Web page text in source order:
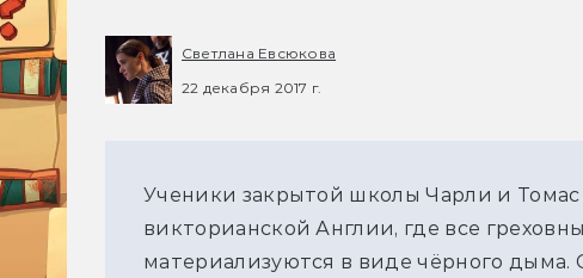
Светлана Евсюкова
22 декабря 2017 г.
Ученики закрытой школы Чарли и
викторианской Англии, где все
материализуются в виде чёрного дыма.